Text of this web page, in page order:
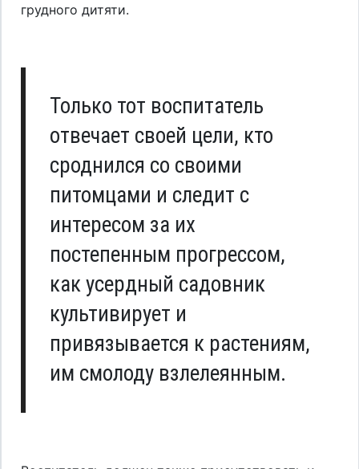
грудного дитяти.
Только тот воспитатель
отвечает своей цели, кто
сроднился со своими
питомцами и следит с
интересом за их
постепенным прогрессом,
как усердный садовник
культивирует и
привязывается к растениям,
им смолоду взлелеянным.